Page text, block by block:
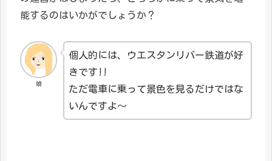
能するのはいかがでしょうか？
娘
個人的には、ウエスタンリバー鉄道が好
きです!!
ただ電車に乗って景色を見るだけではな
いんですよ～